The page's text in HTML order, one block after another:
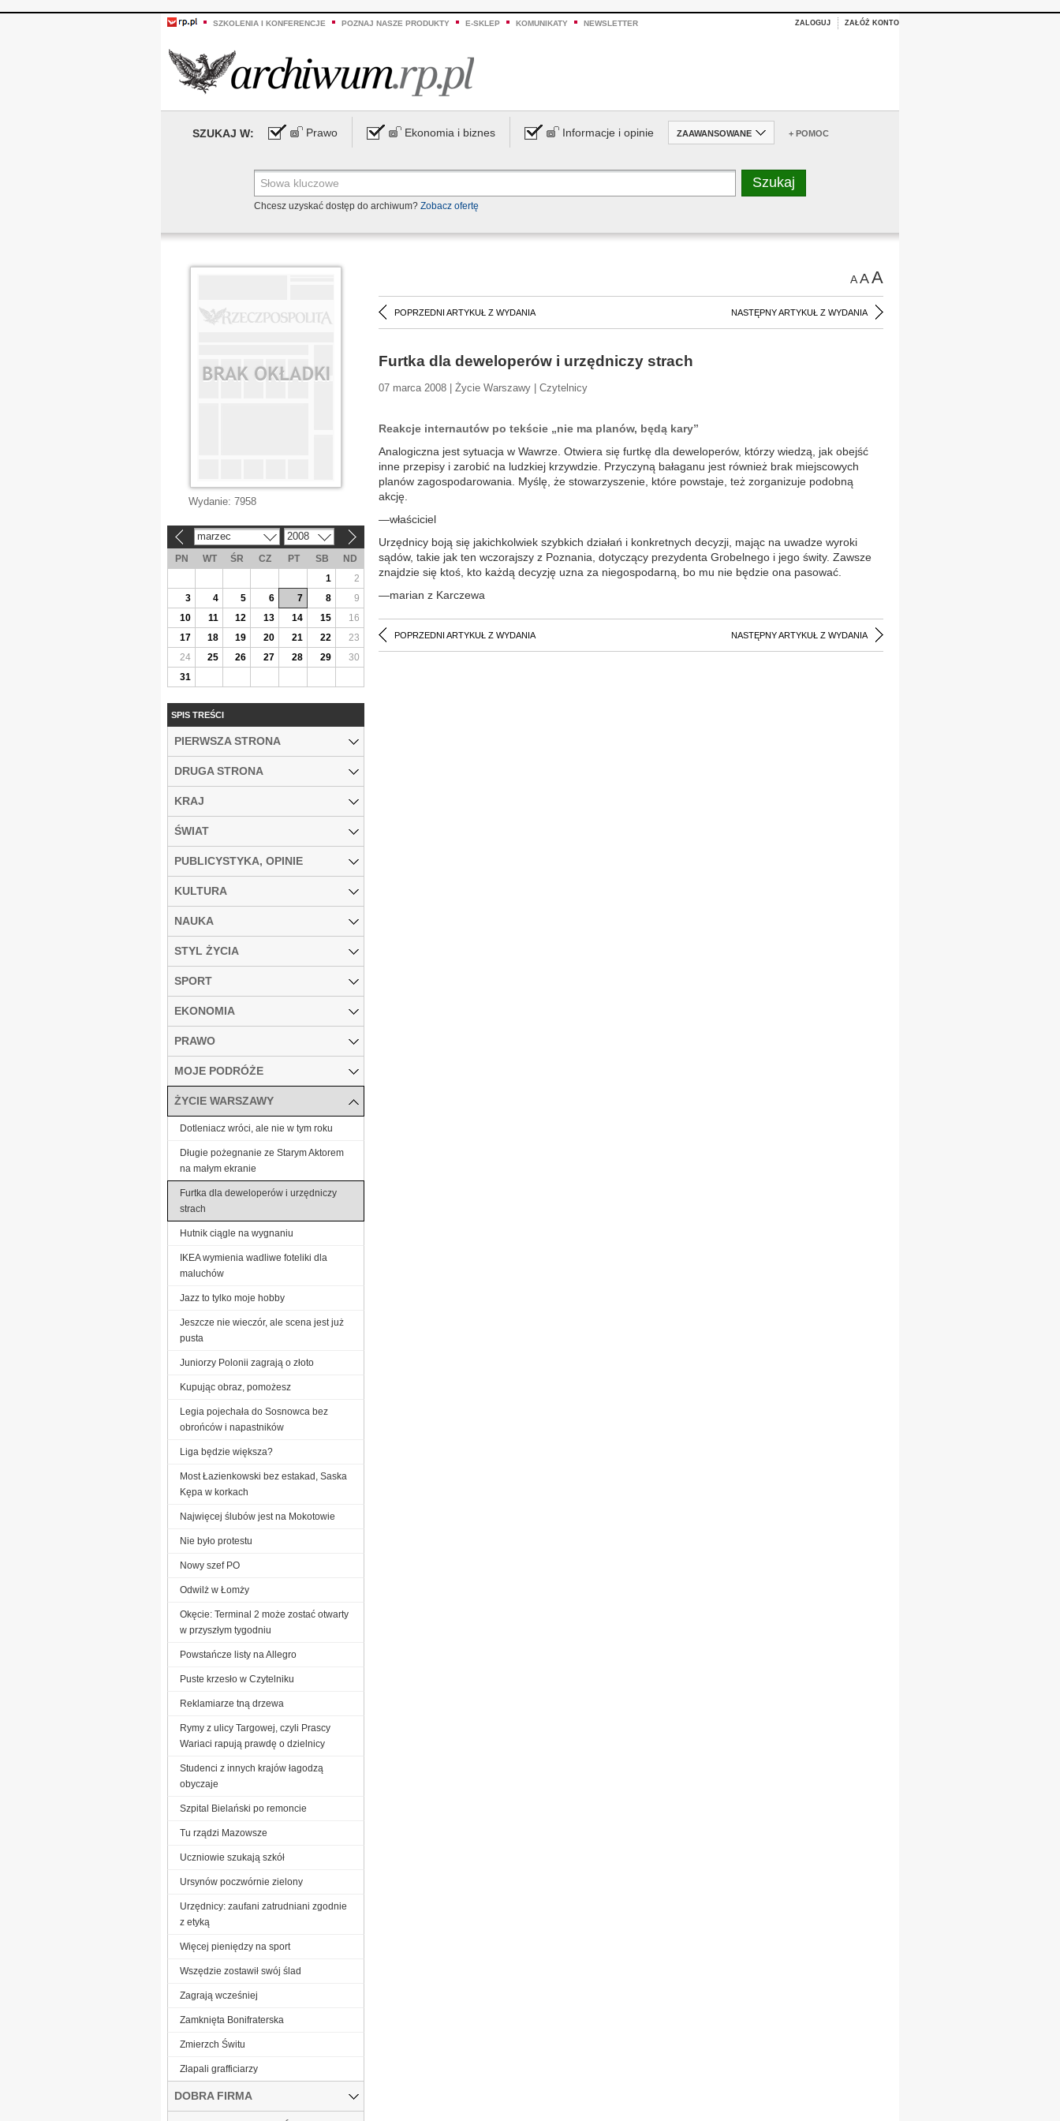
SZKOLENIA I KONFERENCJE POZNAJ NASZE PRODUKTY E-SKLEP KOMUNIKATY NEWSLETTER ZALOGUJ ZAŁÓŻ KONTO
SZUKAJ W: Prawo Ekonomia i biznes Informacje i opinie ZAAWANSOWANE + POMOC
Chcesz uzyskać dostęp do archiwum? Zobacz ofertę
AAA
POPRZEDNI ARTYKUŁ Z WYDANIA NASTĘPNY ARTYKUŁ Z WYDANIA
Furtka dla deweloperów i urzędniczy strach
07 marca 2008 | Życie Warszawy | Czytelnicy
Reakcje internautów po tekście „nie ma planów, będą kary”
Analogiczna jest sytuacja w Wawrze. Otwiera się furtkę dla deweloperów, którzy wiedzą, jak obejść
inne przepisy i zarobić na ludzkiej krzywdzie. Przyczyną bałaganu jest również brak miejscowych
planów zagospodarowania. Myślę, że stowarzyszenie, które powstaje, też zorganizuje podobną
akcję.
—właściciel
Urzędnicy boją się jakichkolwiek szybkich działań i konkretnych decyzji, mając na uwadze wyroki
sądów, takie jak ten wczorajszy z Poznania, dotyczący prezydenta Grobelnego i jego świty. Zawsze
znajdzie się ktoś, kto każdą decyzję uzna za niegospodarną, bo mu nie będzie ona pasować.
—marian z Karczewa
POPRZEDNI ARTYKUŁ Z WYDANIA NASTĘPNY ARTYKUŁ Z WYDANIA
Wydanie: 7958
marzec 2008
PN WT ŚR CZ PT SB
ND
1
2
3
4 5 6 7 8
9
10
11 12 13 14 15
16
17
18 19 20 21 22
23
24
25 26 27 28 29
30
31
SPIS TREŚCI
PIERWSZA STRONA
DRUGA STRONA
KRAJ
ŚWIAT
PUBLICYSTYKA, OPINIE
KULTURA
NAUKA
STYL ŻYCIA
SPORT
EKONOMIA
PRAWO
MOJE PODRÓŻE
ŻYCIE WARSZAWY
Dotleniacz wróci, ale nie w tym roku
Długie pożegnanie ze Starym Aktorem
na małym ekranie
Furtka dla deweloperów i urzędniczy
strach
Hutnik ciągle na wygnaniu
IKEA wymienia wadliwe foteliki dla
maluchów
Jazz to tylko moje hobby
Jeszcze nie wieczór, ale scena jest już
pusta
Juniorzy Polonii zagrają o złoto
Kupując obraz, pomożesz
Legia pojechała do Sosnowca bez
obrońców i napastników
Liga będzie większa?
Most Łazienkowski bez estakad, Saska
Kępa w korkach
Najwięcej ślubów jest na Mokotowie
Nie było protestu
Nowy szef PO
Odwilż w Łomży
Okęcie: Terminal 2 może zostać otwarty
w przyszłym tygodniu
Powstańcze listy na Allegro
Puste krzesło w Czytelniku
Reklamiarze tną drzewa
Rymy z ulicy Targowej, czyli Prascy
Wariaci rapują prawdę o dzielnicy
Studenci z innych krajów łagodzą
obyczaje
Szpital Bielański po remoncie
Tu rządzi Mazowsze
Uczniowie szukają szkół
Ursynów poczwórnie zielony
Urzędnicy: zaufani zatrudniani zgodnie
z etyką
Więcej pieniędzy na sport
Wszędzie zostawił swój ślad
Zagrają wcześniej
Zamknięta Bonifraterska
Zmierzch Świtu
Złapali grafficiarzy
DOBRA FIRMA